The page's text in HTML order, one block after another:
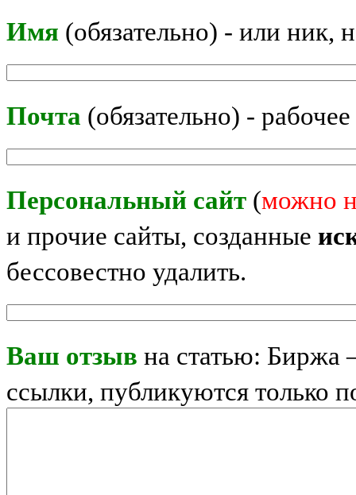
Имя (обязательно) - или ник,
Почта (обязательно) -
Персональный сайт (можно
и прочие сайты, созданные
бессовестно удалить.
Ваш отзыв на статью: Биржа
ссылки, публикуются только